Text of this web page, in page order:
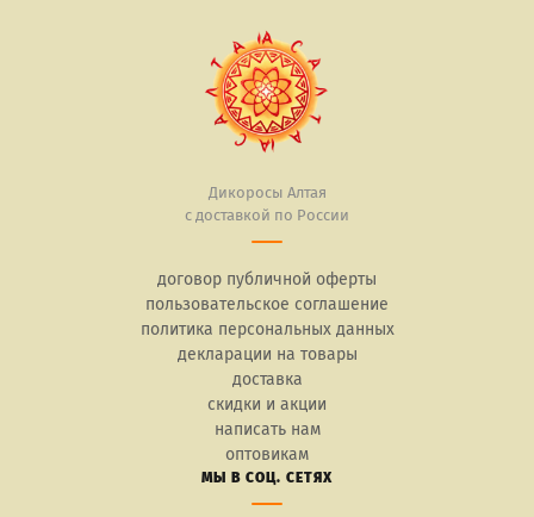
Дикоросы Алтая
с доставкой по России
договор публичной оферты
пользовательское соглашение
политика персональных данных
декларации на товары
доставка
скидки и акции
написать нам
оптовикам
МЫ В СОЦ. СЕТЯХ